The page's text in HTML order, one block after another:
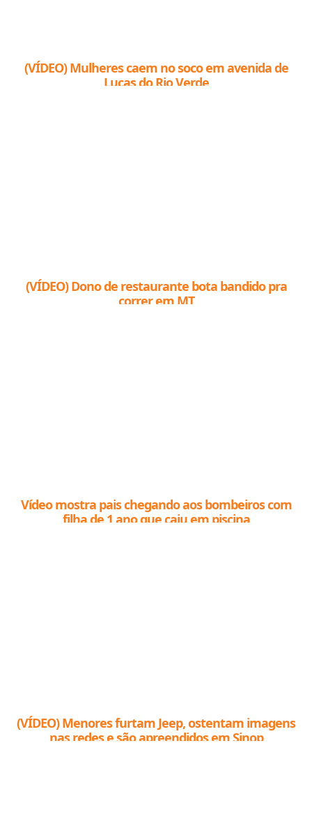
(VÍDEO) Mulheres caem no soco em avenida de
Lucas do Rio Verde
(VÍDEO) Dono de restaurante bota bandido pra
correr em MT
Vídeo mostra pais chegando aos bombeiros com
filha de 1 ano que caiu em piscina
(VÍDEO) Menores furtam Jeep, ostentam imagens
nas redes e são apreendidos em Sinop